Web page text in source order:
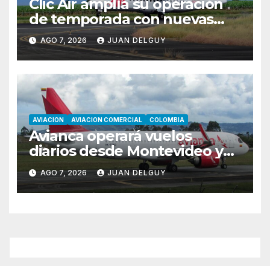
Clic Air amplía su operación
de temporada con nuevas
rutas hacia Cartagena y Tolú
AGO 7, 2026 JUAN DELGUY
AVIACION AVIACION COMERCIAL COLOMBIA
Avianca operará vuelos
diarios desde Montevideo y
Asunción hacia Bogotá
AGO 7, 2026 JUAN DELGUY